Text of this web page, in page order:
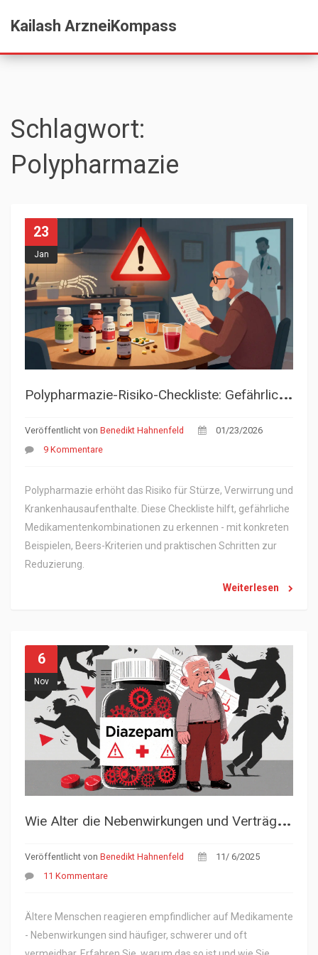
Kailash ArzneiKompass
Schlagwort:
Polypharmazie
23
Jan
P
olypharmazie-Risiko-Checkliste: Gefährliche Medikamentenkombinationen erkennen
Veröffentlicht von Benedikt Hahnenfeld
01/23/2026
9 Kommentare
Polypharmazie erhöht das Risiko für Stürze, Verwirrung und
Krankenhausaufenthalte. Diese Checkliste hilft, gefährliche
Medikamentenkombinationen zu erkennen - mit konkreten
Beispielen, Beers-Kriterien und praktischen Schritten zur
Reduzierung.
Weiterlesen
6
Nov
W
ie Alter die Nebenwirkungen und Verträglichkeit von Medikamenten beeinflusst
Veröffentlicht von Benedikt Hahnenfeld
11/ 6/2025
11 Kommentare
Ältere Menschen reagieren empfindlicher auf Medikamente
- Nebenwirkungen sind häufiger, schwerer und oft